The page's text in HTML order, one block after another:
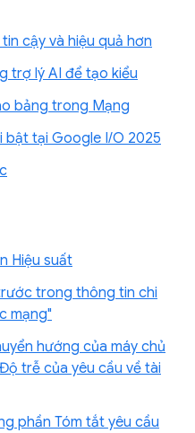
cậy và hiệu quả hơn
trợ lý AI để tạo kiểu
bảng trong Mạng
bật tại Google I/O 2025
Hiệu suất
trong thông tin chi
mạng"
hướng của máy chủ
trễ của yêu cầu về tài
phần Tóm tắt yêu cầu